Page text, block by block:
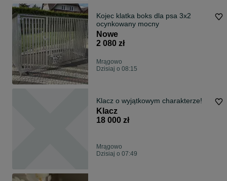
Kojec klatka boks dla psa 3x2
ocynkowany mocny
Nowe
2 080 zł
Mrągowo
Dzisiaj o 08:15
Klacz o wyjątkowym charakterze!
Klacz
18 000 zł
Mrągowo
Dzisiaj o 07:49